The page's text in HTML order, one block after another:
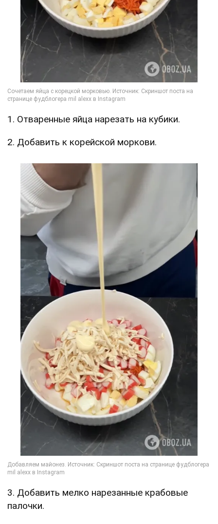
1. Отваренные яйца нарезать на кубики.
2. Добавить к корейской моркови.
3. Добавить мелко нарезанные крабовые
палочки.